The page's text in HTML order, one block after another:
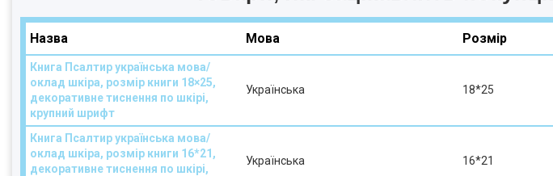
Назва Мова Розмір
Книга Псалтир українська мова/
оклад шкіра, розмір книги 18×25,
декоративне тиснення по шкірі,
крупний шрифт
Українська 18*25
Книга Псалтир українська мова/
оклад шкіра, розмір книги 16*21,
декоративне тиснення по шкірі,
Українська 16*21